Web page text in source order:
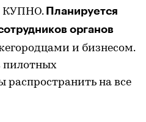
КУПНО. Планируется
органов
и бизнесом.
пилотных
на все